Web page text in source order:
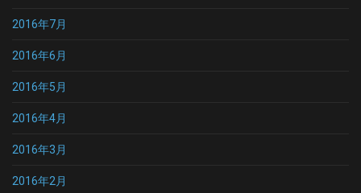
2016年7月
2016年6月
2016年5月
2016年4月
2016年3月
2016年2月